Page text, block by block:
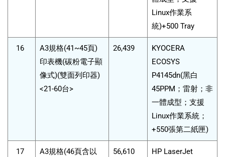
Linux作業系
統)+500 Tray
16
A3規格(41~45頁)
印表機(碳粉電子顯
像式)(雙面列印器)
<21-60台>
26,439
KYOCERA
ECOSYS
P4145dn(黑白
45PPM；雷射；非
一體成型；支援
Linux作業系統；
+550張第二紙匣)
17
A3規格(46頁含以
56,610
HP LaserJet